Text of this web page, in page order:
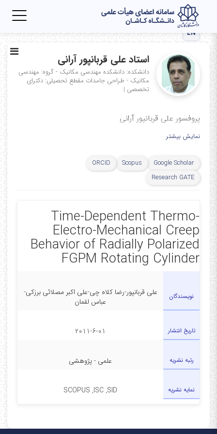
EN
استاد علی قربانپور آرانی
دانشکده: دانشکده مهندسی مکانیک - گروه: مهندسی
مکانیک - طراحی جامدات مقطع تحصیلی: دکترای
تخصصی |
پروفسور علی قربانپور آرانی
نمایش بیشتر
Google Scholar
Scopus
ORCID
Research GATE
Time-Dependent Thermo-
Electro-Mechanical Creep
Behavior of Radially Polarized
FGPM Rotating Cylinder
نویسندگان
علی قربانپور-رضا کلاه چی-علی اکبر مصلائی برزکی-
عباس لقمان
تاریخ انتشار 2011-6-01
رتبه نشریه علمی - پژوهشی
نمایه نشریه SCOPUS ,ISC ,SID